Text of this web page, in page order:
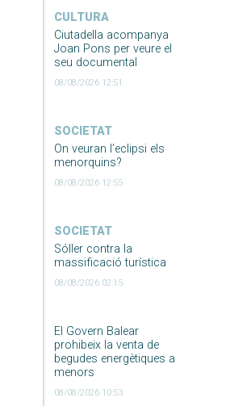
CULTURA
Ciutadella acompanya
Joan Pons per veure el
seu documental
08/08/2026 12:51
SOCIETAT
On veuran l’eclipsi els
menorquins?
08/08/2026 12:55
SOCIETAT
Sóller contra la
massificació turística
08/08/2026 02:15
El Govern Balear
prohibeix la venta de
begudes energètiques a
menors
08/08/2026 10:53